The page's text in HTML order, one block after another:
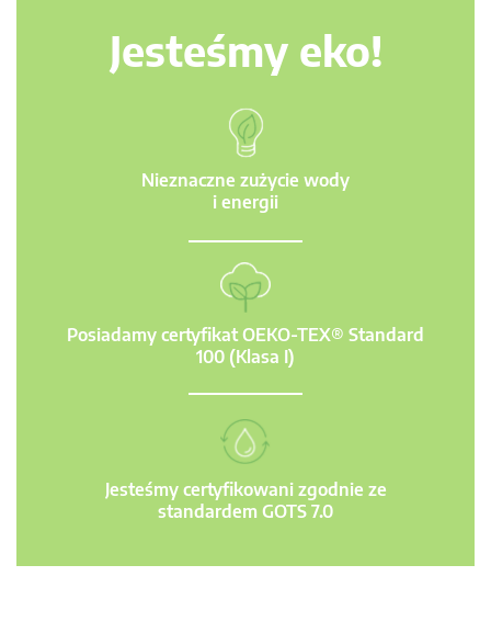
Jesteśmy eko!
Nieznaczne zużycie wody
i energii
Posiadamy certyfikat OEKO-TEX® Standard
100 (Klasa I)
Jesteśmy certyfikowani zgodnie ze
standardem GOTS 7.0